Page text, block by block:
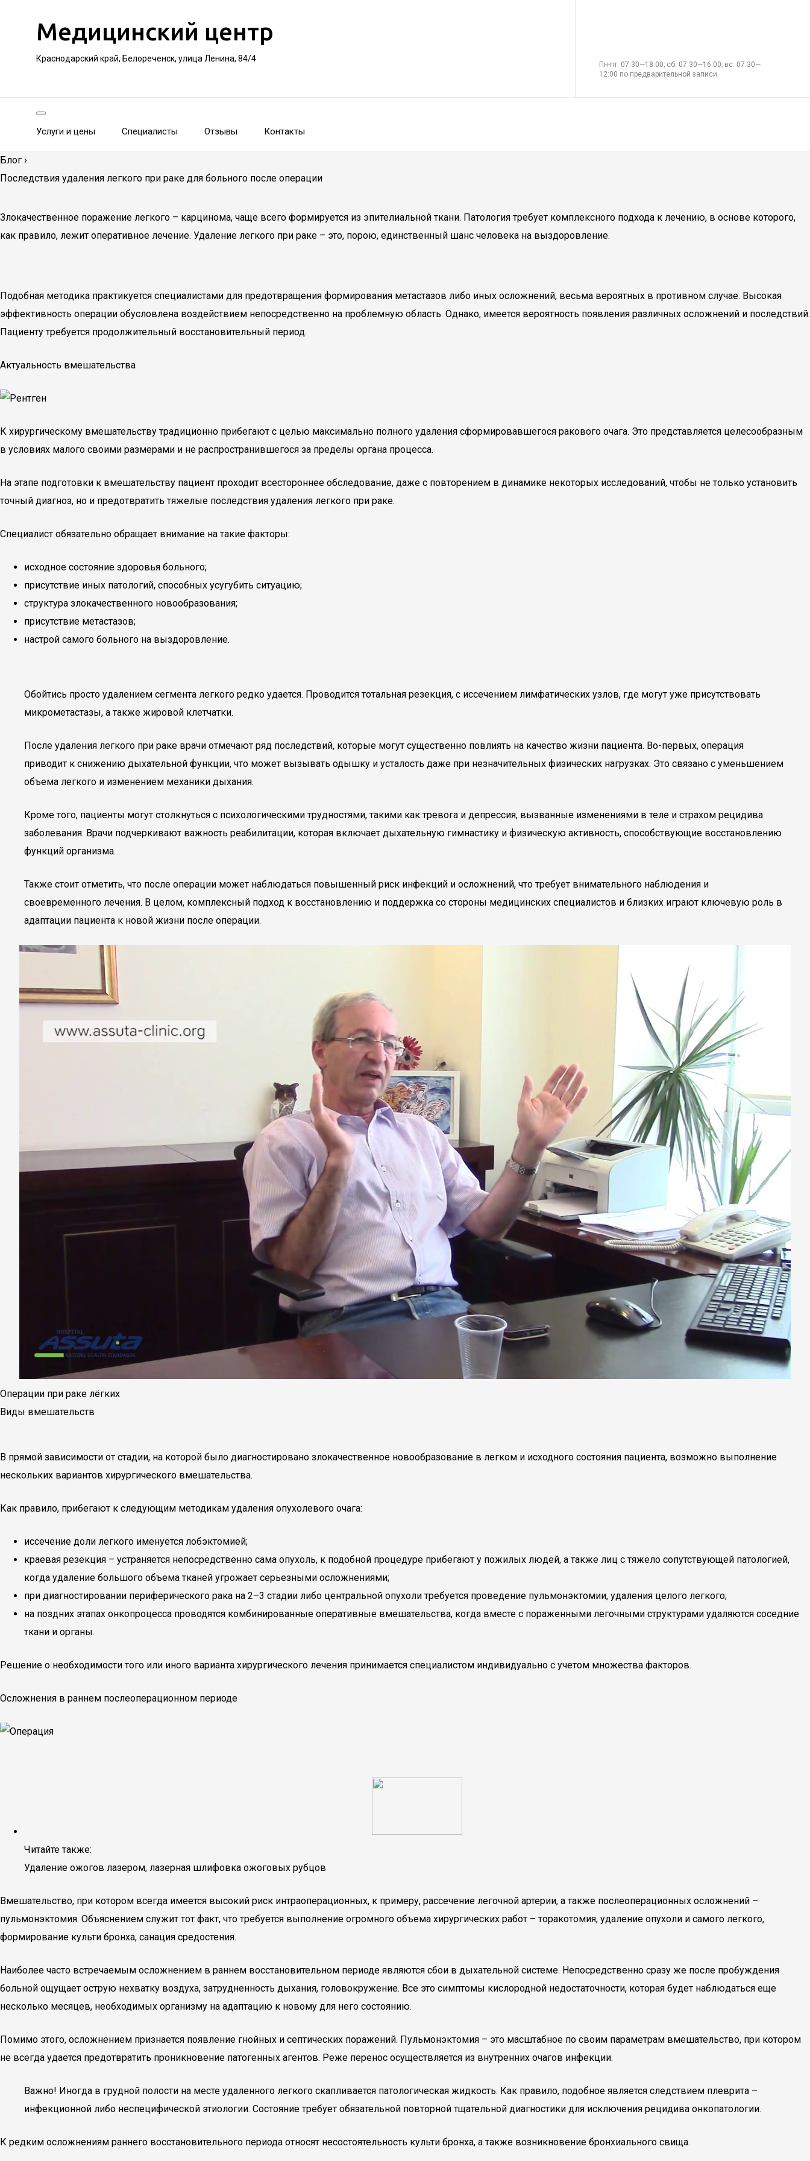
Медицинский центр
Краснодарский край, Белореченск, улица Ленина, 84/4
Пн-пт: 07:30—18:00; сб: 07:30—16:00; вс: 07:30—
12:00 по предварительной записи
Услуги и цены Специалисты Отзывы Контакты
Блог ›
Последствия удаления легкого при раке для больного после операции
Злокачественное поражение легкого – карцинома, чаще всего формируется из эпителиальной ткани. Патология требует комплексного подхода к лечению, в основе которого,
как правило, лежит оперативное лечение. Удаление легкого при раке – это, порою, единственный шанс человека на выздоровление.
Подобная методика практикуется специалистами для предотвращения формирования метастазов либо иных осложнений, весьма вероятных в противном случае. Высокая
эффективность операции обусловлена воздействием непосредственно на проблемную область. Однако, имеется вероятность появления различных осложнений и последствий.
Пациенту требуется продолжительный восстановительный период.
Актуальность вмешательства
К хирургическому вмешательству традиционно прибегают с целью максимально полного удаления сформировавшегося ракового очага. Это представляется целесообразным
в условиях малого своими размерами и не распространившегося за пределы органа процесса.
На этапе подготовки к вмешательству пациент проходит всестороннее обследование, даже с повторением в динамике некоторых исследований, чтобы не только установить
точный диагноз, но и предотвратить тяжелые последствия удаления легкого при раке.
Специалист обязательно обращает внимание на такие факторы:
исходное состояние здоровья больного;
присутствие иных патологий, способных усугубить ситуацию;
структура злокачественного новообразования;
присутствие метастазов;
настрой самого больного на выздоровление.
Обойтись просто удалением сегмента легкого редко удается. Проводится тотальная резекция, с иссечением лимфатических узлов, где могут уже присутствовать
микрометастазы, а также жировой клетчатки.
После удаления легкого при раке врачи отмечают ряд последствий, которые могут существенно повлиять на качество жизни пациента. Во-первых, операция
приводит к снижению дыхательной функции, что может вызывать одышку и усталость даже при незначительных физических нагрузках. Это связано с уменьшением
объема легкого и изменением механики дыхания.
Кроме того, пациенты могут столкнуться с психологическими трудностями, такими как тревога и депрессия, вызванные изменениями в теле и страхом рецидива
заболевания. Врачи подчеркивают важность реабилитации, которая включает дыхательную гимнастику и физическую активность, способствующие восстановлению
функций организма.
Также стоит отметить, что после операции может наблюдаться повышенный риск инфекций и осложнений, что требует внимательного наблюдения и
своевременного лечения. В целом, комплексный подход к восстановлению и поддержка со стороны медицинских специалистов и близких играют ключевую роль в
адаптации пациента к новой жизни после операции.
Операции при раке лёгких
Виды вмешательств
В прямой зависимости от стадии, на которой было диагностировано злокачественное новообразование в легком и исходного состояния пациента, возможно выполнение
нескольких вариантов хирургического вмешательства.
Как правило, прибегают к следующим методикам удаления опухолевого очага:
иссечение доли легкого именуется лобэктомией;
краевая резекция – устраняется непосредственно сама опухоль, к подобной процедуре прибегают у пожилых людей, а также лиц с тяжело сопутствующей патологией,
когда удаление большого объема тканей угрожает серьезными осложнениями;
при диагностировании периферического рака на 2–3 стадии либо центральной опухоли требуется проведение пульмонэктомии, удаления целого легкого;
на поздних этапах онкопроцесса проводятся комбинированные оперативные вмешательства, когда вместе с пораженными легочными структурами удаляются соседние
ткани и органы.
Решение о необходимости того или иного варианта хирургического лечения принимается специалистом индивидуально с учетом множества факторов.
Осложнения в раннем послеоперационном периоде
Читайте также:
Удаление ожогов лазером, лазерная шлифовка ожоговых рубцов
Вмешательство, при котором всегда имеется высокий риск интраоперационных, к примеру, рассечение легочной артерии, а также послеоперационных осложнений –
пульмонэктомия. Объяснением служит тот факт, что требуется выполнение огромного объема хирургических работ – торакотомия, удаление опухоли и самого легкого,
формирование культи бронха, санация средостения.
Наиболее часто встречаемым осложнением в раннем восстановительном периоде являются сбои в дыхательной системе. Непосредственно сразу же после пробуждения
больной ощущает острую нехватку воздуха, затрудненность дыхания, головокружение. Все это симптомы кислородной недостаточности, которая будет наблюдаться еще
несколько месяцев, необходимых организму на адаптацию к новому для него состоянию.
Помимо этого, осложнением признается появление гнойных и септических поражений. Пульмонэктомия – это масштабное по своим параметрам вмешательство, при котором
не всегда удается предотвратить проникновение патогенных агентов. Реже перенос осуществляется из внутренних очагов инфекции.
Важно! Иногда в грудной полости на месте удаленного легкого скапливается патологическая жидкость. Как правило, подобное является следствием плеврита –
инфекционной либо неспецифической этиологии. Состояние требует обязательной повторной тщательной диагностики для исключения рецидива онкопатологии.
К редким осложнениям раннего восстановительного периода относят несостоятельность культи бронха, а также возникновение бронхиального свища.